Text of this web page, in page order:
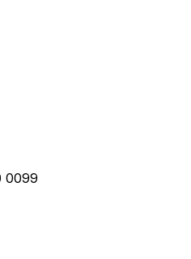
0099